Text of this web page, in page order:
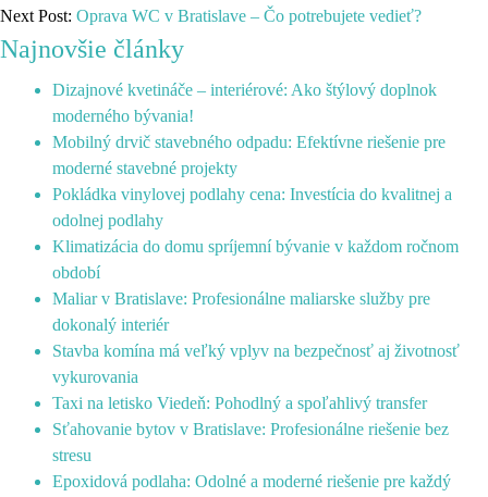
Next Post: Oprava WC v Bratislave – Čo potrebujete vedieť?
Najnovšie články
Dizajnové kvetináče – interiérové: Ako štýlový doplnok
moderného bývania!
Mobilný drvič stavebného odpadu: Efektívne riešenie pre
moderné stavebné projekty
Pokládka vinylovej podlahy cena: Investícia do kvalitnej a
odolnej podlahy
Klimatizácia do domu spríjemní bývanie v každom ročnom
období
Maliar v Bratislave: Profesionálne maliarske služby pre
dokonalý interiér
Stavba komína má veľký vplyv na bezpečnosť aj životnosť
vykurovania
Taxi na letisko Viedeň: Pohodlný a spoľahlivý transfer
Sťahovanie bytov v Bratislave: Profesionálne riešenie bez
stresu
Epoxidová podlaha: Odolné a moderné riešenie pre každý